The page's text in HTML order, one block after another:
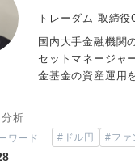
トレーダム 取締役
国内大手金融機関
セットマネージャ
金基金の資産運用
析
ワード #ドル円 #ファ